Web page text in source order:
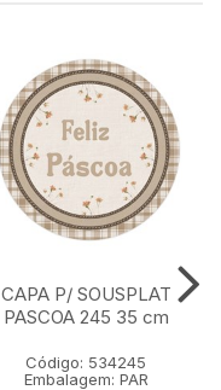
CAPA P/ SOUSPLAT
PASCOA 245 35 cm
Código: 534245
Embalagem: PAR